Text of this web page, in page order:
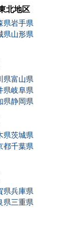
構成
リモコン
定価
AC特
0
（税込・工事費
北地区
県岩手県
県山形県
県富山県
県岐阜県
県静岡県
県茨城県
都千葉県
県兵庫県
県三重県